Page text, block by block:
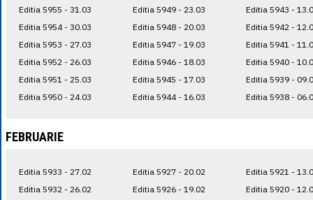
Editia 5955 - 31.03
Editia 5954 - 30.03
Editia 5953 - 27.03
Editia 5952 - 26.03
Editia 5951 - 25.03
Editia 5950 - 24.03
Editia 5949 - 23.03
Editia 5948 - 20.03
Editia 5947 - 19.03
Editia 5946 - 18.03
Editia 5945 - 17.03
Editia 5944 - 16.03
Editia 5943 -
Editia 5942 -
Editia 5941 -
Editia 5940 -
Editia 5939 -
Editia 5938 -
FEBRUARIE
Editia 5933 - 27.02
Editia 5932 - 26.02
Editia 5927 - 20.02
Editia 5926 - 19.02
Editia 5921 -
Editia 5920 -